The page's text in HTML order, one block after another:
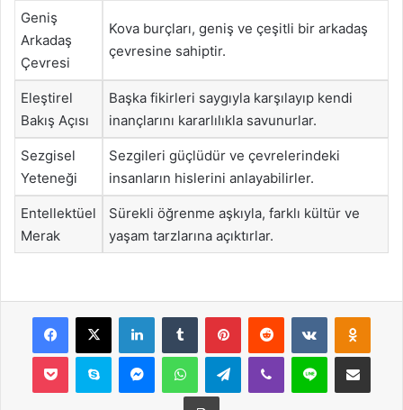
Geniş
Arkadaş
Çevresi
Kova burçları, geniş ve çeşitli bir arkadaş
çevresine sahiptir.
Eleştirel
Bakış Açısı
Başka fikirleri saygıyla karşılayıp kendi
inançlarını kararlılıkla savunurlar.
Sezgisel
Yeteneği
Sezgileri güçlüdür ve çevrelerindeki
insanların hislerini anlayabilirler.
Entellektüel
Merak
Sürekli öğrenme aşkıyla, farklı kültür ve
yaşam tarzlarına açıktırlar.
Facebook
X LinkedInTumblr PinterestReddit VKontakte
Pocket Skype MessengerWhatsAppTelegramViber Line E-Posta ile
Yazdır